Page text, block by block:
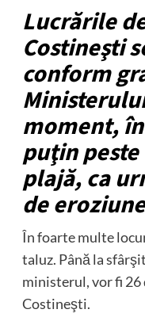
Lucrările
Costineşti
conform
moment,
puţin
plajă, ca
de
În foarte multe
taluz. Până la
ministerul, vor fi 26
Costineşti.